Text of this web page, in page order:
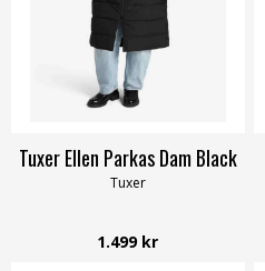
Tuxer Ellen Parkas Dam Black
Tuxer
1.499 kr